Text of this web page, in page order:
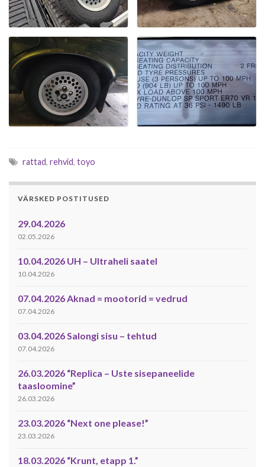
rattad, rehvid, toyo
VÄRSKED POSTITUSED
29.04.2026
02.05.2026
10.04.2026 UH – Ultraheli saatel
10.04.2026
07.04.2026 Aknad = mootorid = vedrud
07.04.2026
03.04.2026 Salongi sisu – tehtud
07.04.2026
26.03.2026 “Replica – Uste sisepaneelide
taasloomine”
26.03.2026
23.03.2026 “Next one please!”
23.03.2026
18.03.2026 “Krunt, etapp 1.”